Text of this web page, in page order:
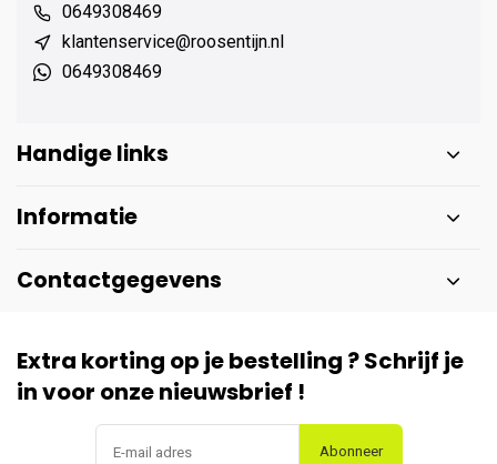
0649308469
klantenservice@roosentijn.nl
0649308469
Handige links
Informatie
Contactgegevens
Extra korting op je bestelling ? Schrijf je
in voor onze nieuwsbrief !
Abonneer